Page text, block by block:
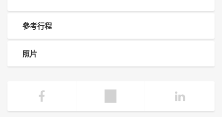
參考行程
照片